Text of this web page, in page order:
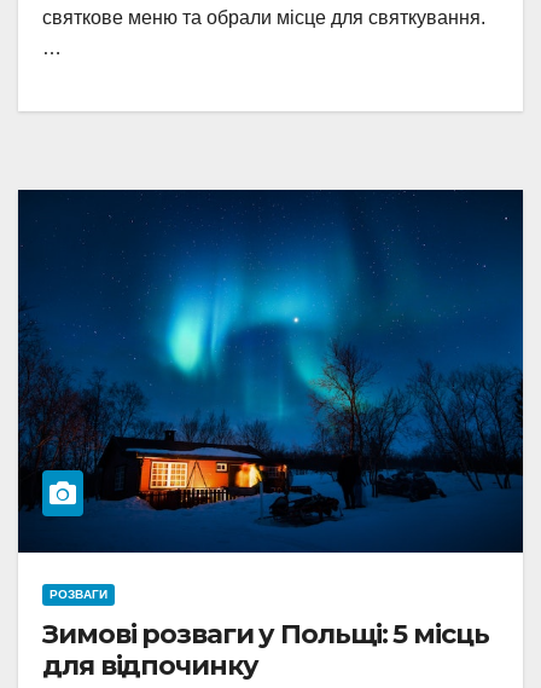
святкове меню та обрали місце для святкування.
…
РОЗВАГИ
Зимові розваги у Польщі: 5 місць
для відпочинку